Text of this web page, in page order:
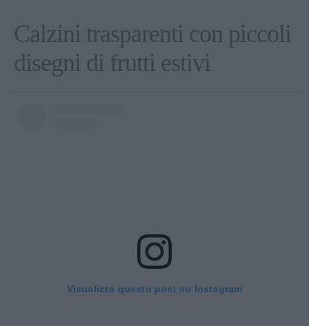
Calzini trasparenti con piccoli
disegni di frutti estivi
Visualizza questo post su Instagram